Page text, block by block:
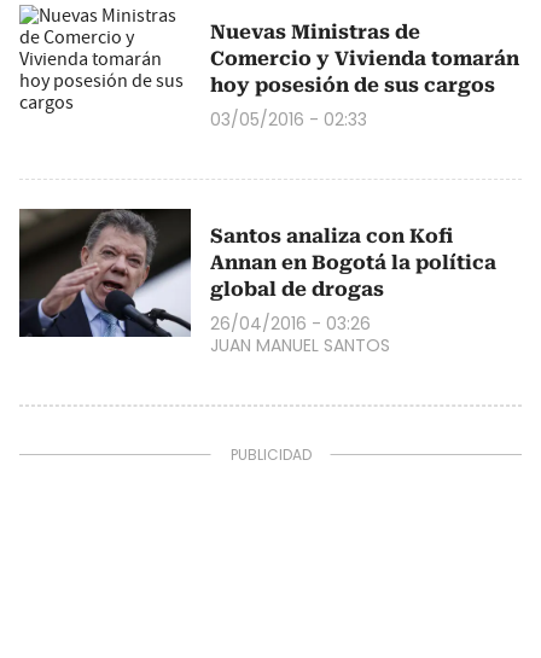
Nuevas Ministras de
Comercio y Vivienda tomarán
hoy posesión de sus cargos
03/05/2016 - 02:33
Santos analiza con Kofi
Annan en Bogotá la política
global de drogas
26/04/2016 - 03:26
JUAN MANUEL SANTOS